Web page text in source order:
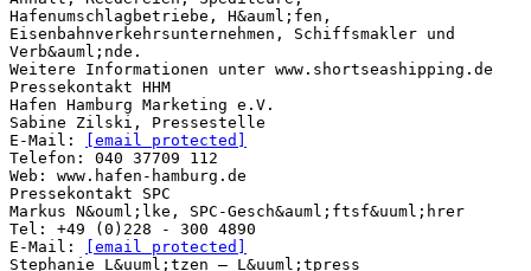
[email protected]
Telefon: 040 37709 112
Web: www.hafen-hamburg.de
Pressekontakt SPC
Markus N&ouml;lke, SPC-Gesch&auml;ftsf&uuml;hrer
Tel: +49 (0)228 - 300 4890
E-Mail:
[email protected]
Stephanie L&uuml;tzen – L&uuml;tpress